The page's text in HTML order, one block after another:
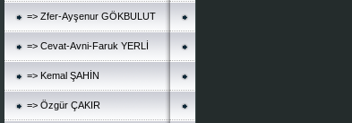
=> Zfer-Ayşenur GÖKBULUT
=> Cevat-Avni-Faruk YERLİ
=> Kemal ŞAHİN
=> Özgür ÇAKIR